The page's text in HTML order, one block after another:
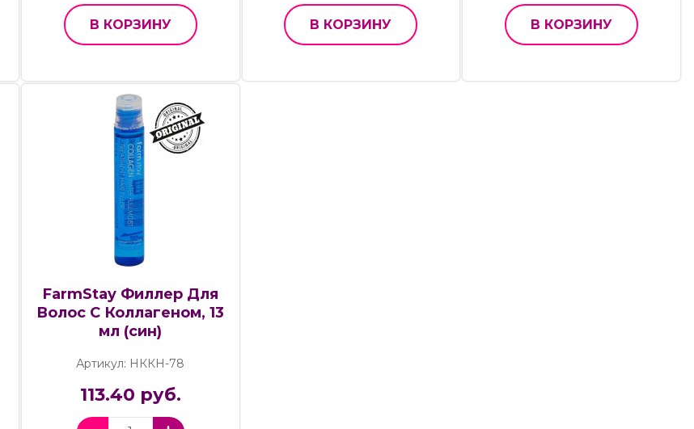
В КОРЗИНУ В КОРЗИНУ В КОРЗИНУ
FarmStay Филлер Для
Волос С Коллагеном, 13
мл (син)
Артикул: НККН-78
113.40 руб.